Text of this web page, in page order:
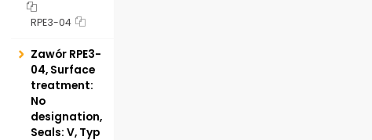
RPE3-04
Zawór RPE3-
04, Surface
treatment:
No
designation,
Seals: V, Typ